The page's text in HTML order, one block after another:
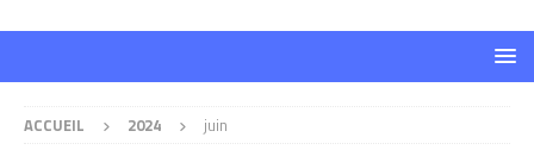
ACCUEIL 2024 juin